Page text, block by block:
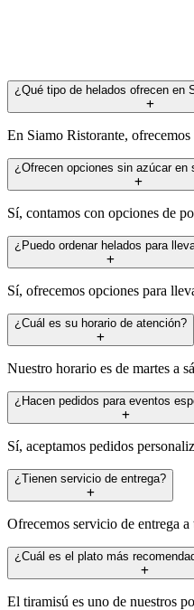
¿Qué tipo de helados ofrecen en
En Siamo Ristorante,
¿Ofrecen opciones sin azúcar en
Sí, contamos con opciones de
¿Puedo ordenar helados para
Sí, ofrecemos opciones para
¿Cuál es su horario de atención?
Nuestro horario es de martes a
¿Hacen pedidos para eventos
Sí, aceptamos pedidos
¿Tienen servicio de entrega?
Ofrecemos servicio de entrega
¿Cuál es el plato más
El tiramisú es uno de nuestros